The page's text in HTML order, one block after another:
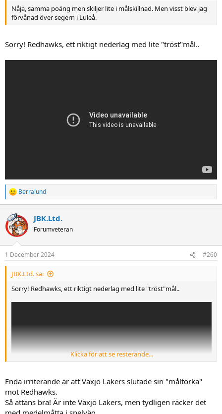
Nåja, samma poäng men skiljer lite i målskillnad. Men visst blev jag
förvånad över segern i Luleå.
Sorry! Redhawks, ett riktigt nederlag med lite "tröst"mål..
R
e
c
t
i
n
s
:
Berralund
JBK.Ltd.
Forumveteran
1 December 2024 #260
JBK.Ltd. sa:
Sorry! Redhawks, ett riktigt nederlag med lite "tröst"mål..
Klicka för att se resterande...
Enda irriterande är att Växjö Lakers slutade sin "måltorka"
mot Redhawks.
Så attans bra! Är inte Växjö Lakers, men tydligen räcker det